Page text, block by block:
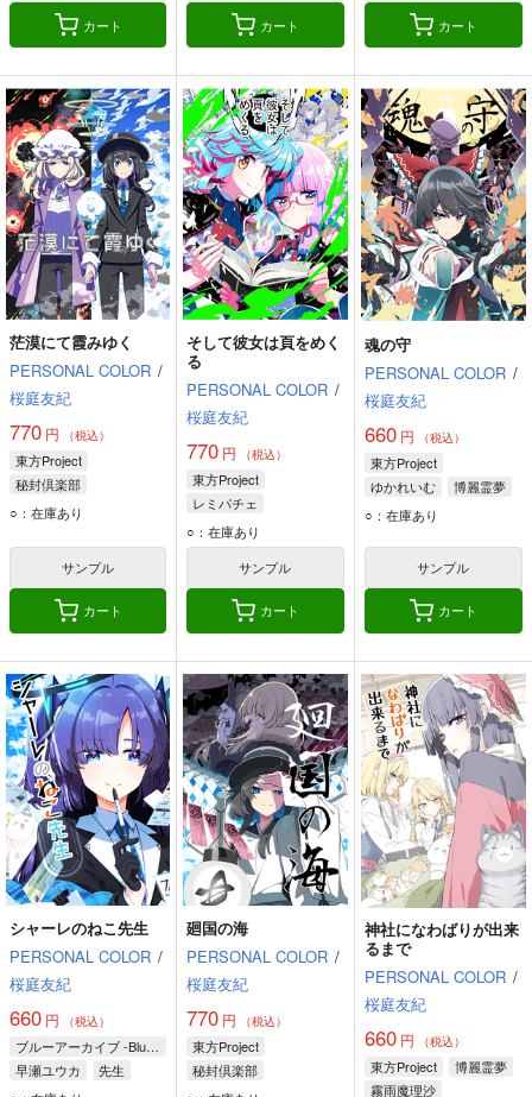
カート カート カート
茫漠にて霞みゆく
PERSONAL COLOR /
桜庭友紀
770 円 （税込）
東方Project
秘封倶楽部
宇佐見蓮子
○：在庫あり
サンプル
カート
そして彼女は頁をめく
る
PERSONAL COLOR /
桜庭友紀
770 円 （税込）
東方Project
レミパチェ
パチュリー・ノーレッジ
レミリア・スカーレット
○：在庫あり
サンプル
カート
魂の守
PERSONAL COLOR /
桜庭友紀
660円 （税込）
東方Project
ゆかれいむ
博麗霊夢
八雲紫
○：在庫あり
サンプル
カート
シャーレのねこ先生
PERSONAL COLOR /
桜庭友紀
660 円 （税込）
ブルーアーカイブ -Blue Archive-
早瀬ユウカ
先生
廻国の海
PERSONAL COLOR /
桜庭友紀
770 円 （税込）
東方Project
秘封倶楽部
宇佐見蓮子
神社になわばりが出来
るまで
PERSONAL COLOR /
桜庭友紀
660円 （税込）
東方Project
博麗霊夢
霧雨魔理沙